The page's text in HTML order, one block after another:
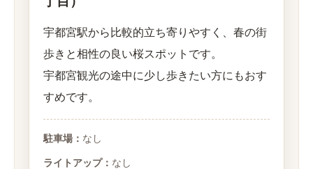
宇都宮駅から比較的立ち寄りやすく、春の街
歩きと相性の良い桜スポットです。
宇都宮観光の途中に少し歩きたい方にもおす
すめです。
駐車場： なし
ライトアップ： なし